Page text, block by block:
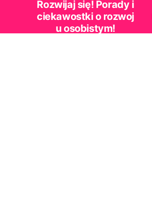
Rozwijaj się! Porady i
ciekawostki o rozwoj
u osobistym!